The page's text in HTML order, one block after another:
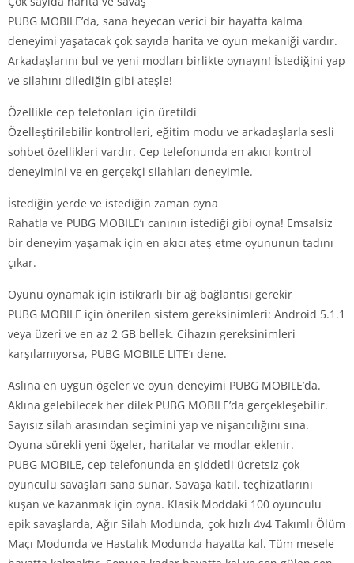
PUBG MOBILE’da, sana heyecan verici bir hayatta kalma
deneyimi yaşatacak çok sayıda harita ve oyun mekaniği vardır.
Arkadaşlarını bul ve yeni modları birlikte oynayın! İstediğini yap
ve silahını dilediğin gibi ateşle!
Özellikle cep telefonları için üretildi
Özelleştirilebilir kontrolleri, eğitim modu ve arkadaşlarla sesli
sohbet özellikleri vardır. Cep telefonunda en akıcı kontrol
deneyimini ve en gerçekçi silahları deneyimle.
İstediğin yerde ve istediğin zaman oyna
Rahatla ve PUBG MOBILE’ı canının istediği gibi oyna! Emsalsiz
bir deneyim yaşamak için en akıcı ateş etme oyununun tadını
çıkar.
Oyunu oynamak için istikrarlı bir ağ bağlantısı gerekir
PUBG MOBILE için önerilen sistem gereksinimleri: Android 5.1.1
veya üzeri ve en az 2 GB bellek. Cihazın gereksinimleri
karşılamıyorsa, PUBG MOBILE LITE’ı dene.
Aslına en uygun ögeler ve oyun deneyimi PUBG MOBILE’da.
Aklına gelebilecek her dilek PUBG MOBILE’da gerçekleşebilir.
Sayısız silah arasından seçimini yap ve nişancılığını sına.
Oyuna sürekli yeni ögeler, haritalar ve modlar eklenir.
PUBG MOBILE, cep telefonunda en şiddetli ücretsiz çok
oyunculu savaşları sana sunar. Savaşa katıl, teçhizatlarını
kuşan ve kazanmak için oyna. Klasik Moddaki 100 oyunculu
epik savaşlarda, Ağır Silah Modunda, çok hızlı 4v4 Takımlı Ölüm
Maçı Modunda ve Hastalık Modunda hayatta kal. Tüm mesele